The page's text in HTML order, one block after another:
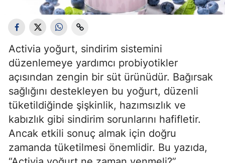
Activia yoğurt, sindirim sistemini
düzenlemeye yardımcı probiyotikler
açısından zengin bir süt ürünüdür. Bağırsak
sağlığını destekleyen bu yoğurt, düzenli
tüketildiğinde şişkinlik, hazımsızlık ve
kabızlık gibi sindirim sorunlarını hafifletir.
Ancak etkili sonuç almak için doğru
zamanda tüketilmesi önemlidir. Bu yazıda,